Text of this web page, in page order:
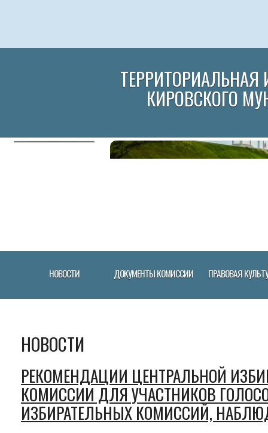
КИРОВСКОГО
НОВОСТИ ДОКУМЕНТЫ КОМИССИИ ПРАВОВАЯ
НОВОСТИ
РЕКОМЕНДАЦИИ ЦЕНТРАЛЬНОЙ
КОМИССИИ ДЛЯ УЧАСТНИКОВ
ИЗБИРАТЕЛЬНЫХ КОМИССИЙ,